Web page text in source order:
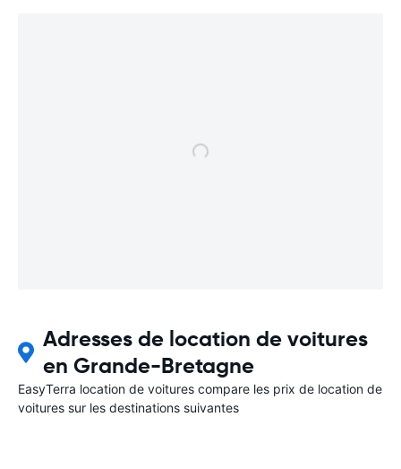
Adresses de location de voitures
en Grande-Bretagne
EasyTerra location de voitures compare les prix de location de
voitures sur les destinations suivantes